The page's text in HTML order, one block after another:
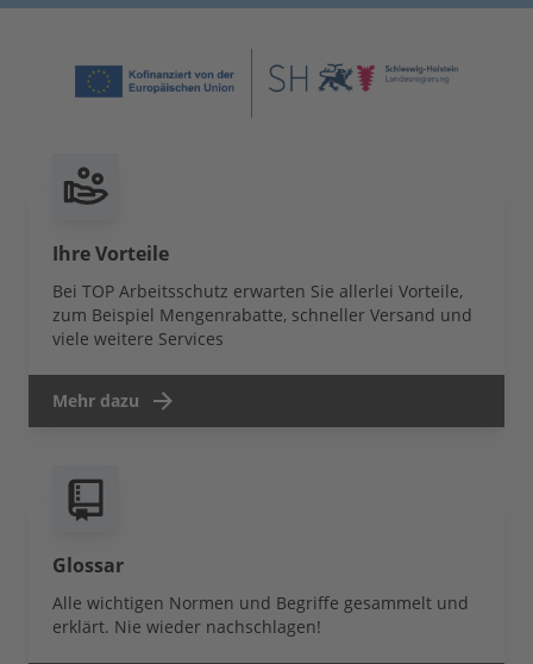
Ihre Vorteile
Bei TOP Arbeitsschutz erwarten Sie allerlei Vorteile,
zum Beispiel Mengenrabatte, schneller Versand und
viele weitere Services
Mehr dazu
Glossar
Alle wichtigen Normen und Begriffe gesammelt und
erklärt. Nie wieder nachschlagen!